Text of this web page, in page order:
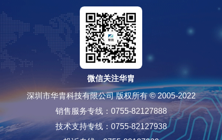
微信关注华胄
深圳市华胄科技有限公司 版权所有 © 2005-2022
销售服务专线：0755-82127888
技术支持专线：0755-82127938